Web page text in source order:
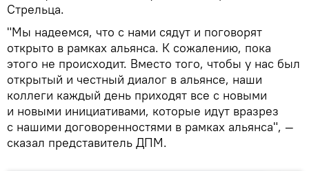
Стрельца.
"Мы надеемся, что с нами сядут и поговорят
открыто в рамках альянса. К сожалению, пока
этого не происходит. Вместо того, чтобы у нас был
открытый и честный диалог в альянсе, наши
коллеги каждый день приходят все с новыми
и новыми инициативами, которые идут вразрез
с нашими договоренностями в рамках альянса", —
сказал представитель ДПМ.